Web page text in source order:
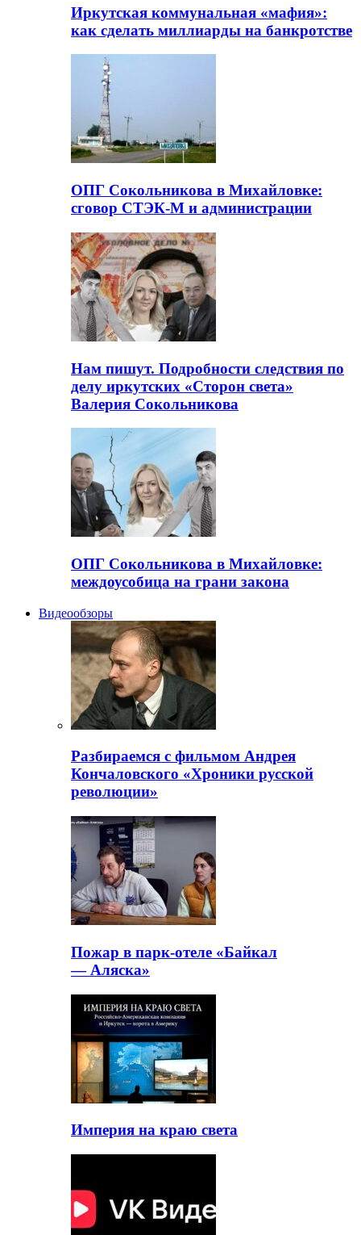
Иркутская коммунальная «мафия»:
как сделать миллиарды на банкротстве
ОПГ Сокольникова в Михайловке:
сговор СТЭК-М и администрации
Нам пишут. Подробности следствия по
делу иркутских «Сторон света»
Валерия Сокольникова
ОПГ Сокольникова в Михайловке:
междоусобица на грани закона
Видеообзоры
Разбираемся с фильмом Андрея
Кончаловского «Хроники русской
революции»
Пожар в парк-отеле «Байкал
— Аляска»
Империя на краю света